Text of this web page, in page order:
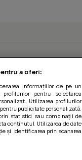
a oferi:
informațiilor de pe un
pentru selectarea
Utilizarea profilurilor
publicitate personalizată.
statistici sau combinații de
conținutul. Utilizarea de date
și identificarea prin scanarea